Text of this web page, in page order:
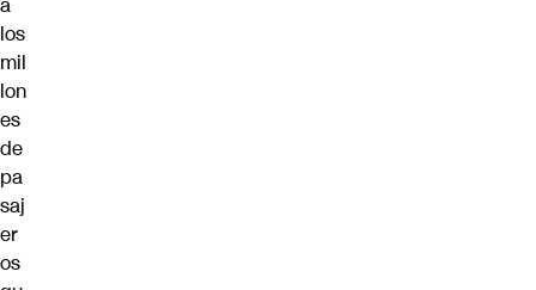
los
mil
lon
es
de
pa
saj
er
os